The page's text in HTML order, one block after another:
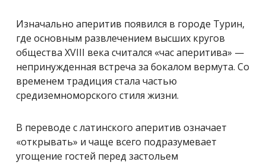
Изначально аперитив появился в городе Турин,
где основным развлечением высших кругов
общества XVIII века считался «час аперитива» —
непринужденная встреча за бокалом вермута. Со
временем традиция стала частью
средиземноморского стиля жизни.
В переводе с латинского аперитив означает
«открывать» и чаще всего подразумевает
угощение гостей перед застольем